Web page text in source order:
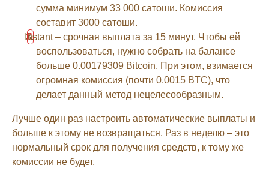
сумма минимум 33 000 сатоши. Комиссия
составит 3000 сатоши.
Instant – срочная выплата за 15 минут. Чтобы ей
воспользоваться, нужно собрать на балансе
больше 0.00179309 Bitcoin. При этом, взимается
огромная комиссия (почти 0.0015 BTC), что
делает данный метод нецелесообразным.
Лучше один раз настроить автоматические выплаты и
больше к этому не возвращаться. Раз в неделю – это
нормальный срок для получения средств, к тому же
комиссии не будет.